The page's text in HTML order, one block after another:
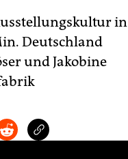
in
Deutschland
und Jakobine